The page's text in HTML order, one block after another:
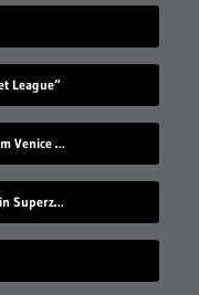
League“
Mit BMX-Legende Mike Escamilla am Venice Beach
Elektrowerkzeuge falsch bedient (in Superzeitlupe)